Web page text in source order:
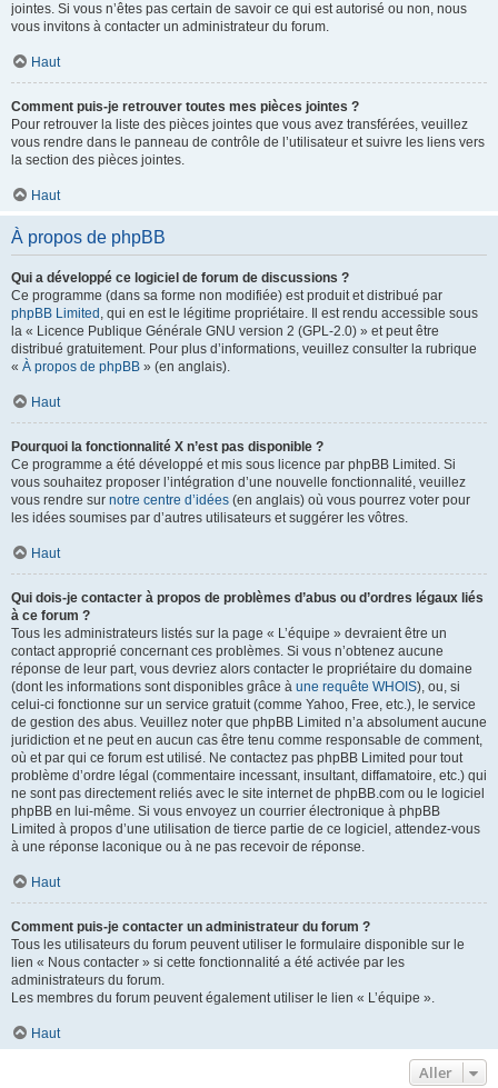
jointes. Si vous n’êtes pas certain de savoir ce qui est autorisé ou non, nous
vous invitons à contacter un administrateur du forum.
Haut
Comment puis-je retrouver toutes mes pièces jointes ?
Pour retrouver la liste des pièces jointes que vous avez transférées, veuillez
vous rendre dans le panneau de contrôle de l’utilisateur et suivre les liens vers
la section des pièces jointes.
Haut
À propos de phpBB
Qui a développé ce logiciel de forum de discussions ?
Ce programme (dans sa forme non modifiée) est produit et distribué par
phpBB Limited , qui en est le légitime propriétaire. Il est rendu accessible sous
la « Licence Publique Générale GNU version 2 (GPL-2.0) » et peut être
distribué gratuitement. Pour plus d’informations, veuillez consulter la rubrique
« À propos de phpBB » (en anglais).
Haut
Pourquoi la fonctionnalité X n’est pas disponible ?
Ce programme a été développé et mis sous licence par phpBB Limited. Si
vous souhaitez proposer l’intégration d’une nouvelle fonctionnalité, veuillez
vous rendre sur notre centre d’idées (en anglais) où vous pourrez voter pour
les idées soumises par d’autres utilisateurs et suggérer les vôtres.
Haut
Qui dois-je contacter à propos de problèmes d’abus ou d’ordres légaux liés
à ce forum ?
Tous les administrateurs listés sur la page « L’équipe » devraient être un
contact approprié concernant ces problèmes. Si vous n’obtenez aucune
réponse de leur part, vous devriez alors contacter le propriétaire du domaine
(dont les informations sont disponibles grâce à une requête WHOIS), ou, si
celui-ci fonctionne sur un service gratuit (comme Yahoo, Free, etc.), le service
de gestion des abus. Veuillez noter que phpBB Limited n’a absolument aucune
juridiction et ne peut en aucun cas être tenu comme responsable de comment,
où et par qui ce forum est utilisé. Ne contactez pas phpBB Limited pour tout
problème d’ordre légal (commentaire incessant, insultant, diffamatoire, etc.) qui
ne sont pas directement reliés avec le site internet de phpBB.com ou le logiciel
phpBB en lui-même. Si vous envoyez un courrier électronique à phpBB
Limited à propos d’une utilisation de tierce partie de ce logiciel, attendez-vous
à une réponse laconique ou à ne pas recevoir de réponse.
Haut
Comment puis-je contacter un administrateur du forum ?
Tous les utilisateurs du forum peuvent utiliser le formulaire disponible sur le
lien « Nous contacter » si cette fonctionnalité a été activée par les
administrateurs du forum.
Les membres du forum peuvent également utiliser le lien « L’équipe ».
Haut
Aller